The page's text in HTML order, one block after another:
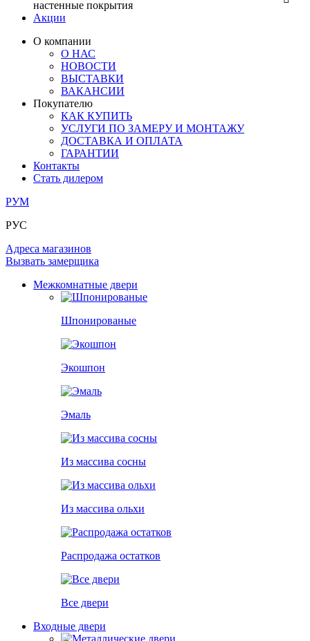
ИЗ МАССИВА СОСНЫ
ИЗ МАССИВА ОЛЬХИ
РАСПРОДАЖА ОСТАТКОВ
ВСЕ ДВЕРИ
КЕРАМОГРАНИТ
ПОД ОБОИ И ПОКРАСКУ
РАЗДВИЖНЫЕ ПЕРЕГОРОДКИ
ДВЕРНЫЕ РУЧКИ
КОМПЛЕКТУЮЩИЕ
ОГРАНИЧИТЕЛИ
ПЕТЛИ
РАЗДВИЖНАЯ СИСТЕМА
настенные покрытия
СТЕНОВЫЕ ПАНЕЛИ
Акции
О компании
О НАС
НОВОСТИ
ВЫСТАВКИ
ВАКАНСИИ
Покупателю
КАК КУПИТЬ
УСЛУГИ ПО ЗАМЕРУ И МОНТАЖУ
ДОСТАВКА И ОПЛАТА
ГАРАНТИИ
Контакты
Стать дилером
РУМ
РУС
Адреса магазинов
Вызвать замерщика
Межкомнатные двери
Шпонированые
Экошпон
Эмаль
Из массива сосны
Из массива ольхи
Распродажа остатков
Все двери
Входные двери